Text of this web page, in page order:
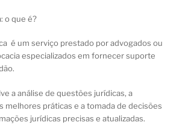
o que é?
é um serviço prestado por advogados ou
especializados em fornecer suporte
a análise de questões jurídicas, a
melhores práticas e a tomada de decisões
jurídicas precisas e atualizadas.